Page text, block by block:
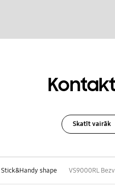
Skatīt vairāk
Stick&Handy shape VS9000RL